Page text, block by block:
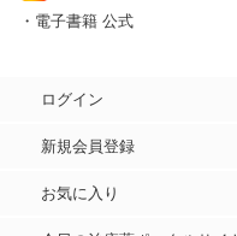
・電子書籍 公式
ログイン
新規会員登録
お気に入り